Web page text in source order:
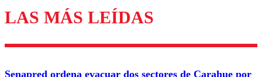
Enviar comentario
LAS MÁS LEÍDAS
Senapred ordena evacuar dos sectores de Carahue por